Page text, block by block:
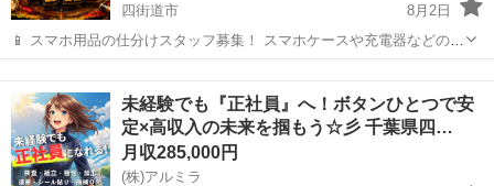
四街道市
8月2日
📱 スマホ用品の仕分けスタッフ募集！ スマホケースや充電器などの仕
分け・検品を行うシンプルなお仕事です♪
━━━━━━━━━━━━━━━━ 📲 ご応募はこちら（24時間受付
中） https://lin.ee/...未経験でも『正社員』へ！ボタンひとつで安
定×高収入の未来を掴もう☆彡 千葉県四…
月収285,000円
(株)アルミラ